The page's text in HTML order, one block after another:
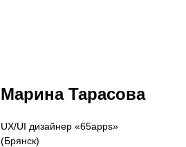
Марина Тарасова
UX/UI дизайнер «65apps»
(Брянск)